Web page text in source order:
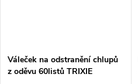
Váleček na odstranění chlupů
z oděvu 60listů TRIXIE